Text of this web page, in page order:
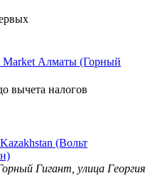
Market Алматы (Горный
вычета налогов
(Вольт
Гигант, улица Георгия